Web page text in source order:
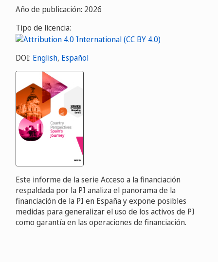
Año de publicación: 2026
Tipo de licencia:
DOI: English, Español
Este informe de la serie Acceso a la financiación
respaldada por la PI analiza el panorama de la
financiación de la PI en España y expone posibles
medidas para generalizar el uso de los activos de PI
como garantía en las operaciones de financiación.